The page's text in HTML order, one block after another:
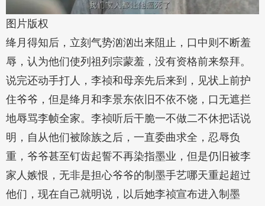
图片版权
绛月得知后，立刻气势汹汹出来阻止，口中则不断羞
辱，认为他们使列祖列宗蒙羞，没有资格前来祭拜。
说完还动手打人，李祯和母亲先后来到，见状上前护
住爷爷，但是绛月和李景东依旧不依不饶，口无遮拦
地辱骂李帧全家。李祯听后干脆一不做二不休把话说
明，自从他们被除族之后，一直委曲求全，忍辱负
重，爷爷甚至钉齿起誓不再染指墨业，但是仍旧被李
家人嫉恨，无非是担心爷爷的制墨手艺哪天重起超过
他们，现在自己就明说，以后她李祯宣布进入制墨